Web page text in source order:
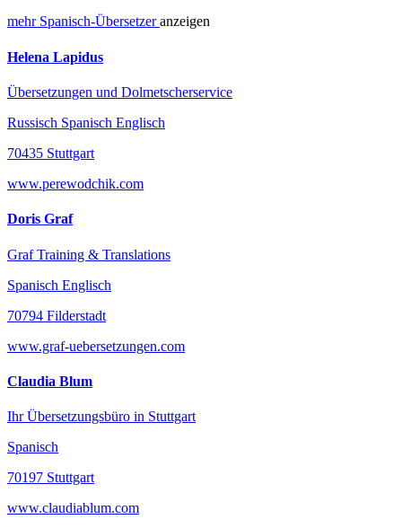
mehr Spanisch-Übersetzeranzeigen
Helena Lapidus
Übersetzungen und Dolmetscherservice
Russisch Spanisch Englisch
70435 Stuttgart
www.perewodchik.com
Doris Graf
Graf Training & Translations
Spanisch Englisch
70794 Filderstadt
www.graf-uebersetzungen.com
Claudia Blum
Ihr Übersetzungsbüro in Stuttgart
Spanisch
70197 Stuttgart
www.claudiablum.com